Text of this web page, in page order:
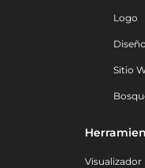
Logo
Sitio
Visualizador